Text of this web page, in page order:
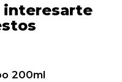
interesarte
200ml